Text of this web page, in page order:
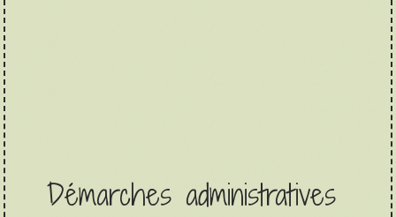
Démarches administratives